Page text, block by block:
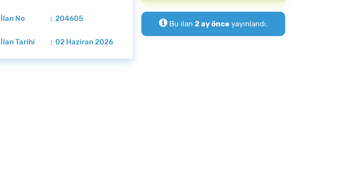
İlan No : 204605
İlan Tarihi : 02 Haziran 2026
Bu ilan 2 ay önceyayınlandı.